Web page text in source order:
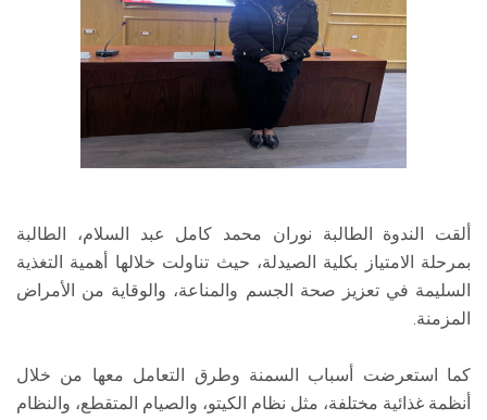
ألقت الندوة الطالبة نوران محمد كامل عبد السلام، الطالبة
بمرحلة الامتياز بكلية الصيدلة، حيث تناولت خلالها أهمية التغذية
السليمة في تعزيز صحة الجسم والمناعة، والوقاية من الأمراض
المزمنة.
كما استعرضت أسباب السمنة وطرق التعامل معها من خلال
أنظمة غذائية مختلفة، مثل نظام الكيتو، والصيام المتقطع، والنظام